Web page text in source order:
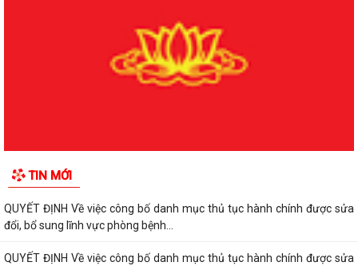
TIN MỚI
QUYẾT ĐỊNH Về việc công bố danh mục thủ tục hành chính được sửa
đổi, bổ sung lĩnh vực phòng bệnh...
QUYẾT ĐỊNH Về việc công bố danh mục thủ tục hành chính được sửa